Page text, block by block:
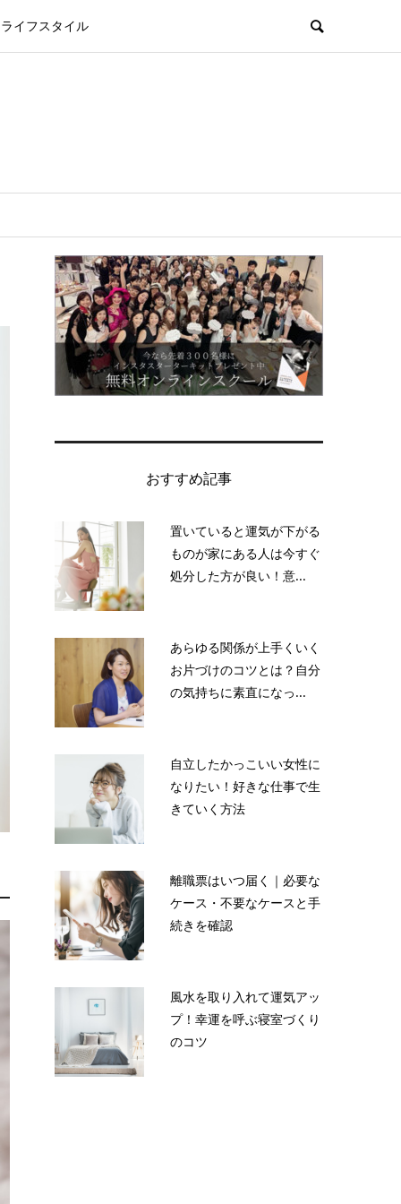
ライフスタイル
おすすめ記事
置いていると運気が下がる
ものが家にある人は今すぐ
処分した方が良い！意...
あらゆる関係が上手くいく
お片づけのコツとは？自分
の気持ちに素直になっ...
自立したかっこいい女性に
なりたい！好きな仕事で生
きていく方法
離職票はいつ届く｜必要な
ケース・不要なケースと手
続きを確認
風水を取り入れて運気アッ
プ！幸運を呼ぶ寝室づくり
のコツ